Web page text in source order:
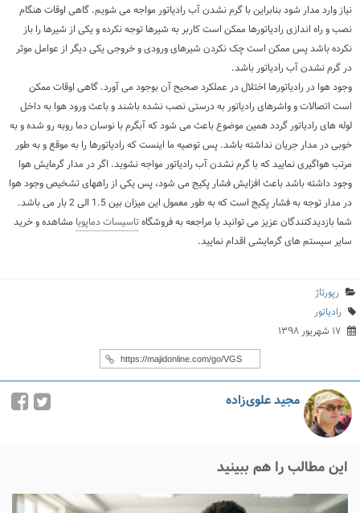
نیاز وارد مدار شود بنابراین با گرم نشدن آب رادیاتور مواجه می شویم. گاهی اوقات هنگام
نصب و راه اندازی رادیاتورها ممکن است کاربر به شیرها توجه نکرده و یکی از شیرها را باز
نکرده باشد پس ممکن است چک نکردن شیرهای ورودی و خروجی یکی دیگر از عوامل موثر
در گرم نشدن آب رادیاتور باشد.
وجود هوا در رادیاتورها اختلال در عملکرد صحیح آن بوجود می آورد. گاهی اوقات ممکن
است اتصالات و واشرهای رادیاتور به درستی نصب نشده باشند و باعث ورود هوا به داخل
لوله های رادیاتور گردد همین موضوع باعث می شود که آبگرم با نوسان دما روبه رو شده و به
خوبی در مدار جریان نداشته باشد. پس توصیه ما اینست که رادیاتورها را به موقع و به طور
مرتب هواگیری نمایید که با گرم نشدن آب رادیاتور مواجه نشوید. اگر در مدار گرمایش هوا
وجود داشته باشد باعث افزایش فشار پکیج می شود، پس یکی از راههای تشخیص وجود هوا
در مدار توجه به فشار پکیج است که به طور معمول این میزان بین 1.5 الی 2 بار می باشد.
شما بازدیدکنندگان عزیز می توانید با مراجعه به فروشگاهتاسیسات دماپویا مشاهده و خرید
سایر سیستم های گرمایشی اقدام نمایید.
رپورتاژ
رادیاتور
۱۷ شهریور ۱۳۹۸
مجید علوی‌زاده
این مطالب را هم ببینید